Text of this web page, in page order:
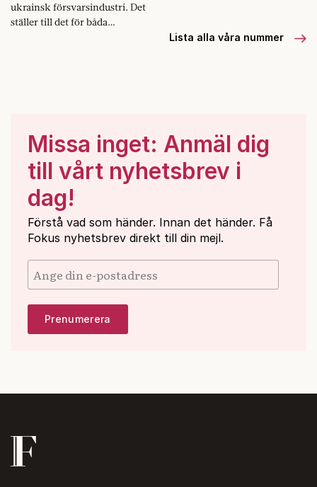
ukrainsk försvarsindustri. Det
ställer till det för båda
Lista alla våra nummer
Missa inget: Anmäl dig
till vårt nyhetsbrev i
dag!
Förstå vad som händer. Innan det händer. Få
Fokus nyhetsbrev direkt till din mejl.